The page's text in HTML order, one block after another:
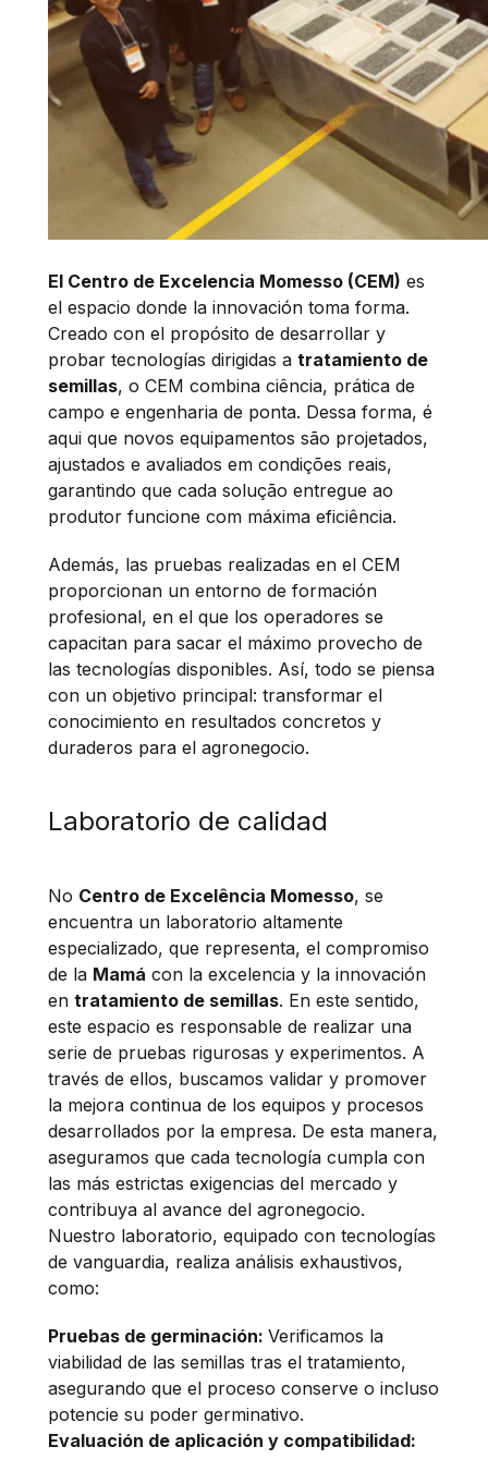
El Centro de Excelencia Momesso (CEM) es
el espacio donde la innovación toma forma.
Creado con el propósito de desarrollar y
probar tecnologías dirigidas atratamiento de
semillas, o CEM combina ciência, prática de
campo e engenharia de ponta. Dessa forma, é
aqui que novos equipamentos são projetados,
ajustados e avaliados em condições reais,
garantindo que cada solução entregue ao
produtor funcione com máxima eficiência.
Además, las pruebas realizadas en el CEM
proporcionan un entorno de formación
profesional, en el que los operadores se
capacitan para sacar el máximo provecho de
las tecnologías disponibles. Así, todo se piensa
con un objetivo principal: transformar el
conocimiento en resultados concretos y
duraderos para el agronegocio.
Laboratorio de calidad
No Centro de Excelência Momesso, se
encuentra un laboratorio altamente
especializado, que representa, el compromiso
de la Mamá con la excelencia y la innovación
entratamiento de semillas. En este sentido,
este espacio es responsable de realizar una
serie de pruebas rigurosas y experimentos. A
través de ellos, buscamos validar y promover
la mejora continua de los equipos y procesos
desarrollados por la empresa. De esta manera,
aseguramos que cada tecnología cumpla con
las más estrictas exigencias del mercado y
contribuya al avance del agronegocio.
Nuestro laboratorio, equipado con tecnologías
de vanguardia, realiza análisis exhaustivos,
como:
Pruebas de germinación:Verificamos la
viabilidad de las semillas tras el tratamiento,
asegurando que el proceso conserve o incluso
potencie su poder germinativo.
Evaluación de aplicación y compatibilidad: